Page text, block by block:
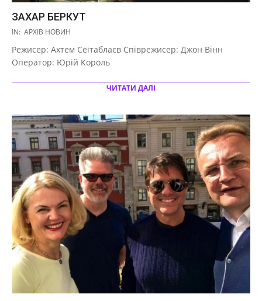
ЗАХАР БЕРКУТ
2019-
02
IN: АРХІВ НОВИН
Режисер: Ахтем Сеітаблаєв Співрежисер: Джон Вінн
Оператор: Юрій Король
ЧИТАТИ ДАЛІ